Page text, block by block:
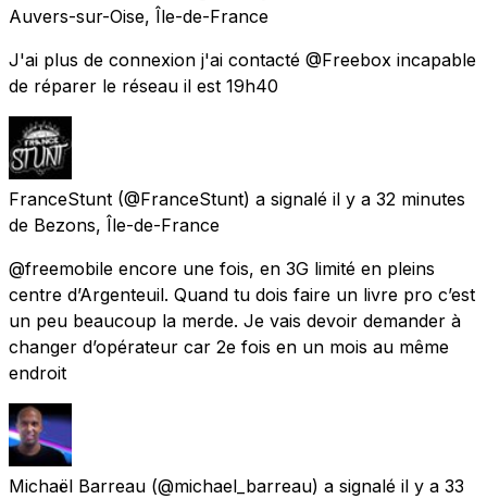
Auvers-sur-Oise, Île-de-France
J'ai plus de connexion j'ai contacté @Freebox incapable
de réparer le réseau il est 19h40
FranceStunt (@FranceStunt) a signalé il y a 32 minutes
de Bezons, Île-de-France
@freemobile encore une fois, en 3G limité en pleins
centre d’Argenteuil. Quand tu dois faire un livre pro c’est
un peu beaucoup la merde. Je vais devoir demander à
changer d’opérateur car 2e fois en un mois au même
endroit
Michaël Barreau (@michael_barreau) a signalé il y a 33